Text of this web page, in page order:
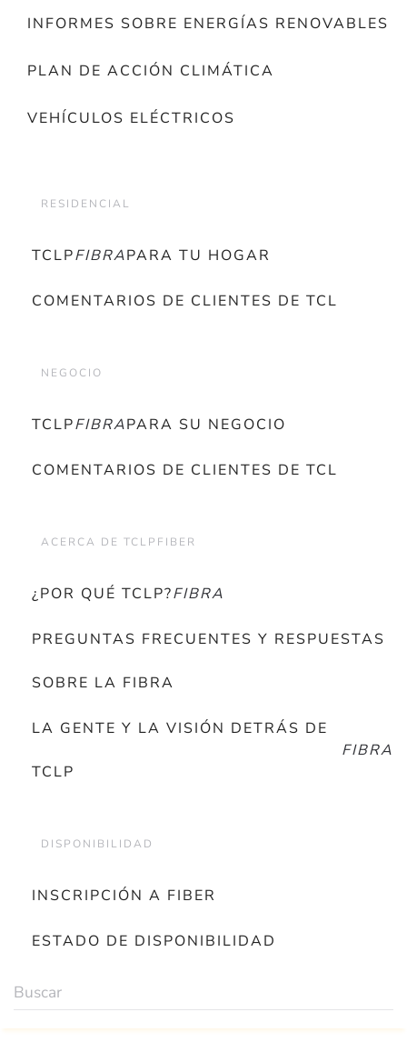
INFORMES SOBRE ENERGÍAS RENOVABLES
PLAN DE ACCIÓN CLIMÁTICA
VEHÍCULOS ELÉCTRICOS
RESIDENCIAL
TCLPFIBRAPARA TU HOGAR
COMENTARIOS DE CLIENTES DE TCL
NEGOCIO
TCLPFIBRAPARA SU NEGOCIO
COMENTARIOS DE CLIENTES DE TCL
ACERCA DE TCLPFIBER
¿POR QUÉ TCLP?FIBRA
PREGUNTAS FRECUENTES Y RESPUESTAS
SOBRE LA FIBRA
LA GENTE Y LA VISIÓN DETRÁS DE
TCLP
FIBRA
DISPONIBILIDAD
INSCRIPCIÓN A FIBER
ESTADO DE DISPONIBILIDAD